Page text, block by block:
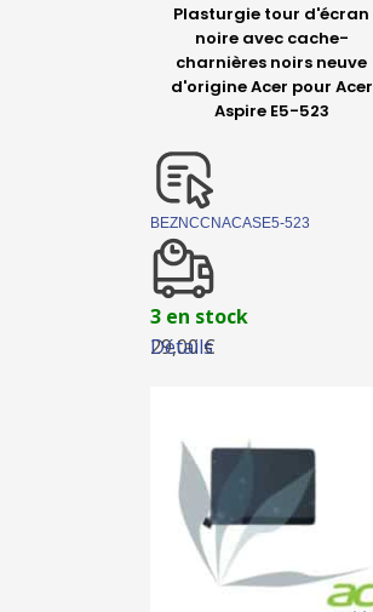
Détails
Plasturgie tour d'écran
noire avec cache-
charnières noirs neuve
d'origine Acer pour Acer
Aspire E5-523
BEZNCCNACASE5-523
3 en stock
29,00 €